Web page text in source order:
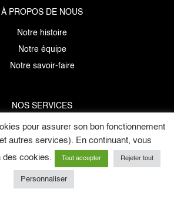
À PROPOS DE NOUS
Notre histoire
Notre équipe
Notre savoir-faire
NOS SERVICES
Données personnelles
Mentions légales
C.G.V
E-cartes cadeaux
pour assurer son bon fonctionnement
autres services). En continuant, vous
des cookies.
Tout accepter Rejeter tout
Personnaliser